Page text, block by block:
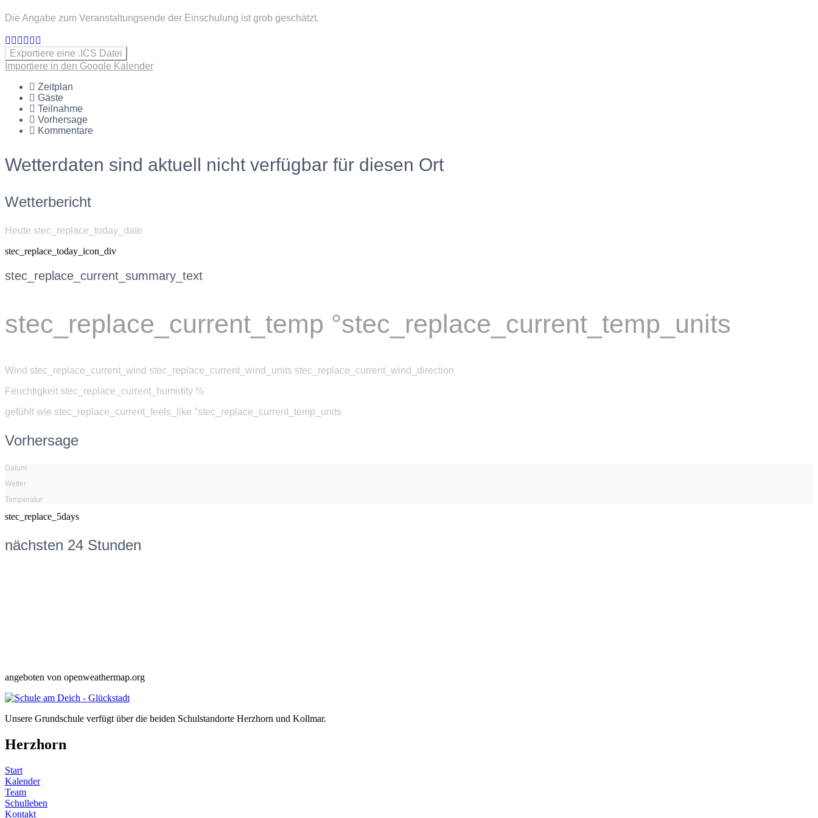
Die Angabe zum Veranstaltungsende der Einschulung ist grob geschätzt.
Exportiere eine .ICS Datei
Importiere in den Google Kalender
Zeitplan
Gäste
Teilnahme
Vorhersage
Kommentare
Wetterdaten sind aktuell nicht verfügbar für diesen Ort
Wetterbericht
Heute stec_replace_today_date
stec_replace_today_icon_div
stec_replace_current_summary_text
stec_replace_current_temp °stec_replace_current_temp_units
Wind stec_replace_current_wind stec_replace_current_wind_units stec_replace_current_wind_direction
Feuchtigkeit stec_replace_current_humidity %
gefühlt wie stec_replace_current_feels_like °stec_replace_current_temp_units
Vorhersage
Datum
Wetter
Temperatur
stec_replace_5days
nächsten 24 Stunden
angeboten von openweathermap.org
Unsere Grundschule verfügt über die beiden Schulstandorte Herzhorn und Kollmar.
Herzhorn
Start
Kalender
Team
Schulleben
Kontakt